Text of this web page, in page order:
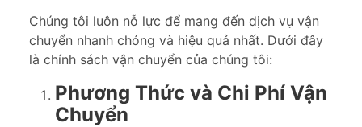
Chúng tôi luôn nỗ lực để mang đến dịch vụ vận
chuyển nhanh chóng và hiệu quả nhất. Dưới đây
là chính sách vận chuyển của chúng tôi:
Phương Thức và Chi Phí Vận
Chuyển